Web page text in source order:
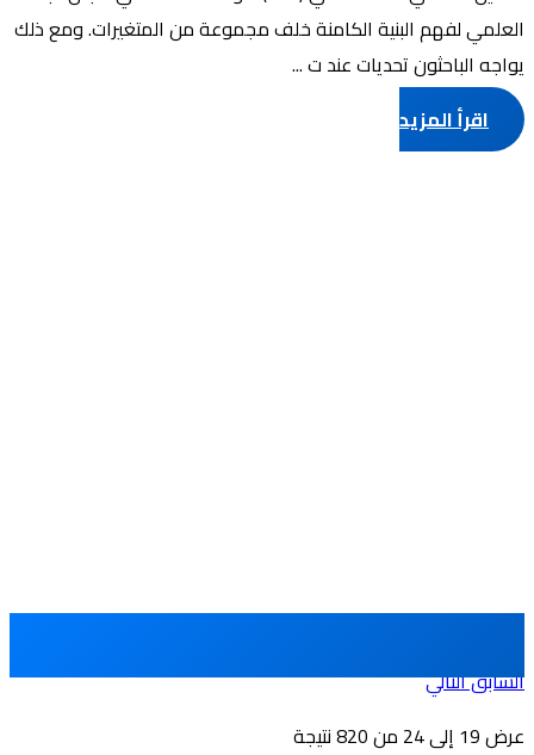
العلمي لفهم البنية الكامنة خلف مجموعة من المتغيرات. ومع ذلك
يواجه الباحثون تحديات عند ت ...
اقرأ المزيد
السابقالتالي
عرض19 إلى24 من820نتيجة